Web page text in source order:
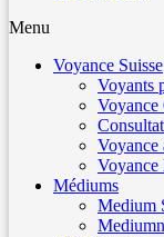
Menu
Voyance Suisse
Voyants
Voyance
Voyance
Voyance
Médiums
Medium